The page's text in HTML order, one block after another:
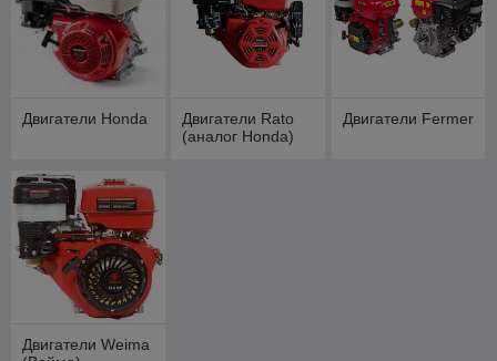
Двигатели Honda
Двигатели Rato
(аналог Honda)
Двигатели Fermer
Двигатели Weima